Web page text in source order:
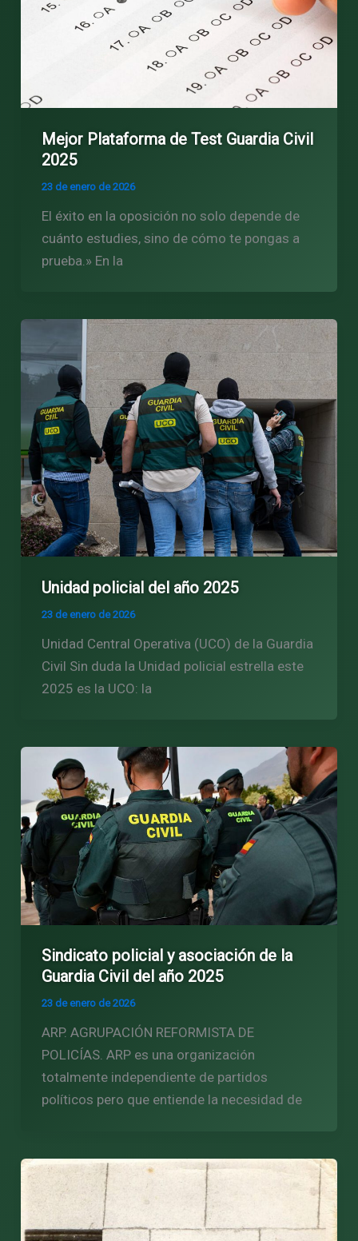
Mejor Plataforma de Test Guardia Civil
2025
23 de enero de 2026
El éxito en la oposición no solo depende de
cuánto estudies, sino de cómo te pongas a
prueba.» En la
Unidad policial del año 2025
23 de enero de 2026
Unidad Central Operativa (UCO) de la Guardia
Civil Sin duda la Unidad policial estrella este
2025 es la UCO: la
Sindicato policial y asociación de la
Guardia Civil del año 2025
23 de enero de 2026
ARP. AGRUPACIÓN REFORMISTA DE
POLICÍAS. ARP es una organización
totalmente independiente de partidos
políticos pero que entiende la necesidad de